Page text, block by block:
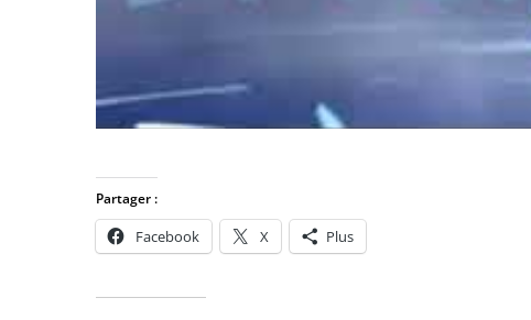
Partager :
Facebook X Plus